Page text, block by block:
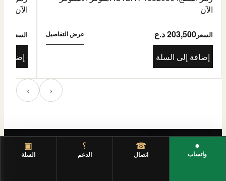
●
واتساب
☎
اتصال
؟
الدعم
▣
السلة
الآن
السعر 203,500 د.ع عرض التفاصيل
إضافة إلى السلة
الآن
السعر
إضافة
‹ ›